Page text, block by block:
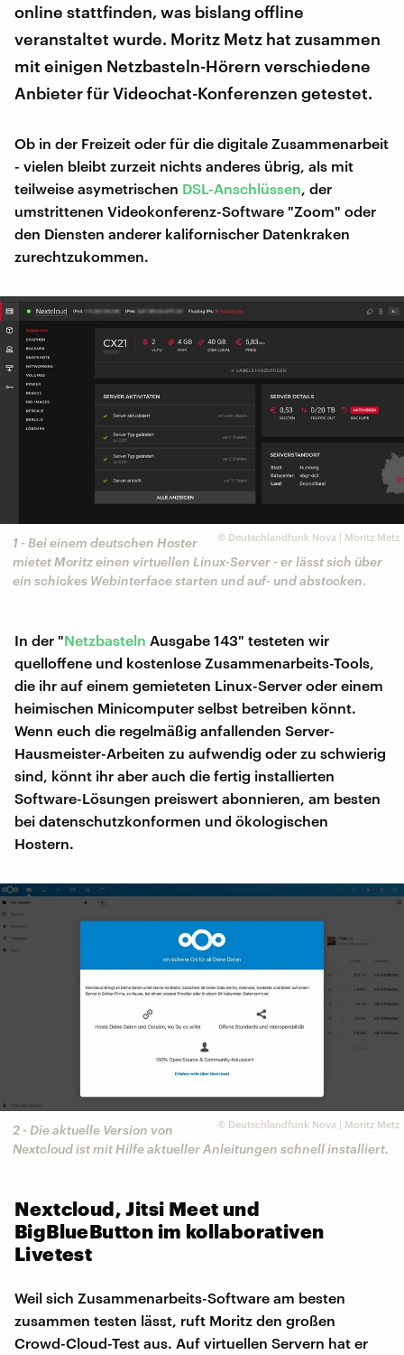
online stattfinden, was bislang offline
veranstaltet wurde. Moritz Metz hat zusammen
mit einigen Netzbasteln-Hörern verschiedene
Anbieter für Videochat-Konferenzen getestet.
Ob in der Freizeit oder für die digitale Zusammenarbeit
- vielen bleibt zurzeit nichts anderes übrig, als mit
teilweise asymetrischen DSL-Anschlüssen , der
umstrittenen Videokonferenz-Software "Zoom" oder
den Diensten anderer kalifornischer Datenkraken
zurechtzukommen.
© Deutschlandfunk Nova | Moritz Metz
1 - Bei einem deutschen Hoster
mietet Moritz einen virtuellen Linux-Server - er lässt sich über
ein schickes Webinterface starten und auf- und abstocken.
In der "Netzbasteln Ausgabe 143" testeten wir
quelloffene und kostenlose Zusammenarbeits-Tools,
die ihr auf einem gemieteten Linux-Server oder einem
heimischen Minicomputer selbst betreiben könnt.
Wenn euch die regelmäßig anfallenden Server-
Hausmeister-Arbeiten zu aufwendig oder zu schwierig
sind, könnt ihr aber auch die fertig installierten
Software-Lösungen preiswert abonnieren, am besten
bei datenschutzkonformen und ökologischen
Hostern.
© Deutschlandfunk Nova | Moritz Metz
2 - Die aktuelle Version von
Nextcloud ist mit Hilfe aktueller Anleitungen schnell installiert.
Nextcloud, Jitsi Meet und
BigBlueButton im kollaborativen
Livetest
Weil sich Zusammenarbeits-Software am besten
zusammen testen lässt, ruft Moritz den großen
Crowd-Cloud-Test aus. Auf virtuellen Servern hat er